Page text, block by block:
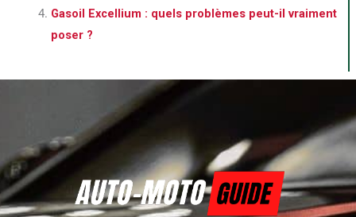
Gasoil Excellium : quels problèmes peut-il vraiment
poser ?